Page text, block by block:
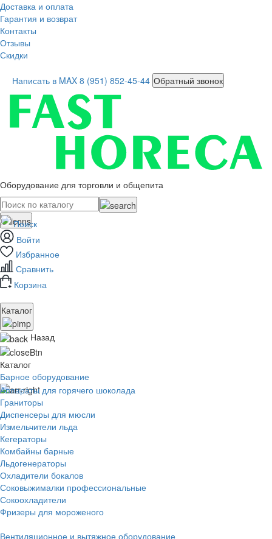
Доставка и оплата
Гарантия и возврат
Контакты
Отзывы
Скидки
Написать в MAX 8 (951) 852-45-44 Обратный звонок
Оборудование для торговли и общепита
Поиск
Войти
Избранное
Сравнить
Корзина
Каталог
Назад
Каталог
Барное оборудование
Аппараты для горячего шоколада
Граниторы
Диспенсеры для мюсли
Измельчители льда
Кегераторы
Комбайны барные
Льдогенераторы
Охладители бокалов
Соковыжималки профессиональные
Сокоохладители
Фризеры для мороженого
Вентиляционное и вытяжное оборудование